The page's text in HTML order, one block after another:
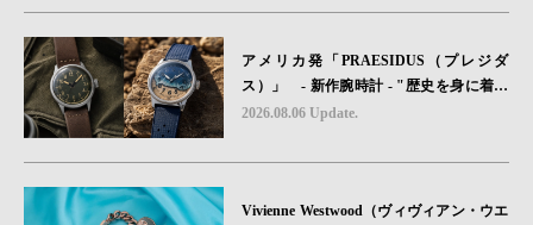
アメリカ発「PRAESIDUS（プレジダ
ス）」 - 新作腕時計 - "歴史を身に着け
る“ -戦場を駆け抜けたWillys MBのボンネ
砂を文字盤に閉じ込めた「A-11」コレク
2026.08.06 Update.
Vivienne Westwood（ヴィヴィアン・ウエ